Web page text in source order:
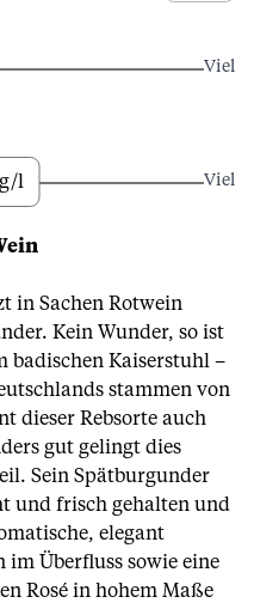
Viel
l Viel
in Sachen Rotwein
Kein Wunder, so ist
badischen Kaiserstuhl –
stammen von
dieser Rebsorte auch
gut gelingt dies
Sein Spätburgunder
und frisch gehalten und
elegant
im Überfluss sowie eine
Rosé in hohem Maße